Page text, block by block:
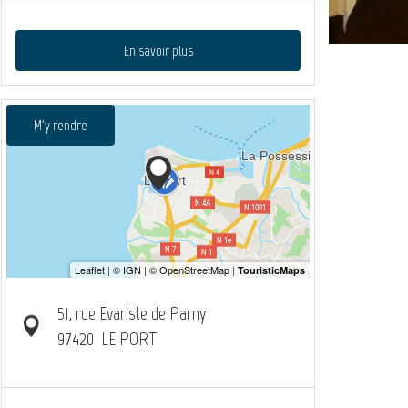
En savoir plus
M'y rendre
51, rue Evariste de Parny
97420 LE PORT